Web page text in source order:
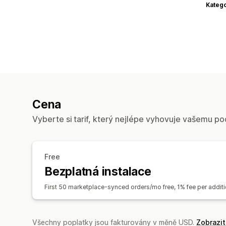
Cena
Vyberte si tarif, který nejlépe vyhovuje vašemu
Free
Bezplatná instalace
First 50 marketplace-synced orders/mo free, 1% fee per
Všechny poplatky jsou fakturovány v měně USD.